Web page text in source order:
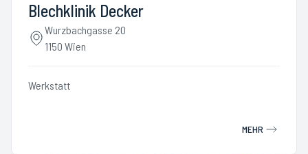
Blechklinik Decker
Wurzbachgasse 20
1150 Wien
Werkstatt
MEHR